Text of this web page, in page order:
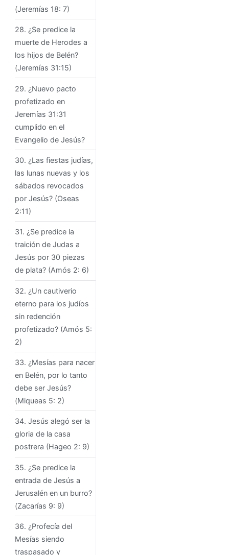
(Jeremías 18: 7)
28. ¿Se predice la
muerte de Herodes a
los hijos de Belén?
(Jeremías 31:15)
29. ¿Nuevo pacto
profetizado en
Jeremías 31:31
cumplido en el
Evangelio de Jesús?
30. ¿Las fiestas judías,
las lunas nuevas y los
sábados revocados
por Jesús? (Oseas
2:11)
31. ¿Se predice la
traición de Judas a
Jesús por 30 piezas
de plata? (Amós 2: 6)
32. ¿Un cautiverio
eterno para los judíos
sin redención
profetizado? (Amós 5:
2)
33. ¿Mesías para nacer
en Belén, por lo tanto
debe ser Jesús?
(Miqueas 5: 2)
34. Jesús alegó ser la
gloria de la casa
postrera (Hageo 2: 9)
35. ¿Se predice la
entrada de Jesús a
Jerusalén en un burro?
(Zacarías 9: 9)
36. ¿Profecía del
Mesías siendo
traspasado y